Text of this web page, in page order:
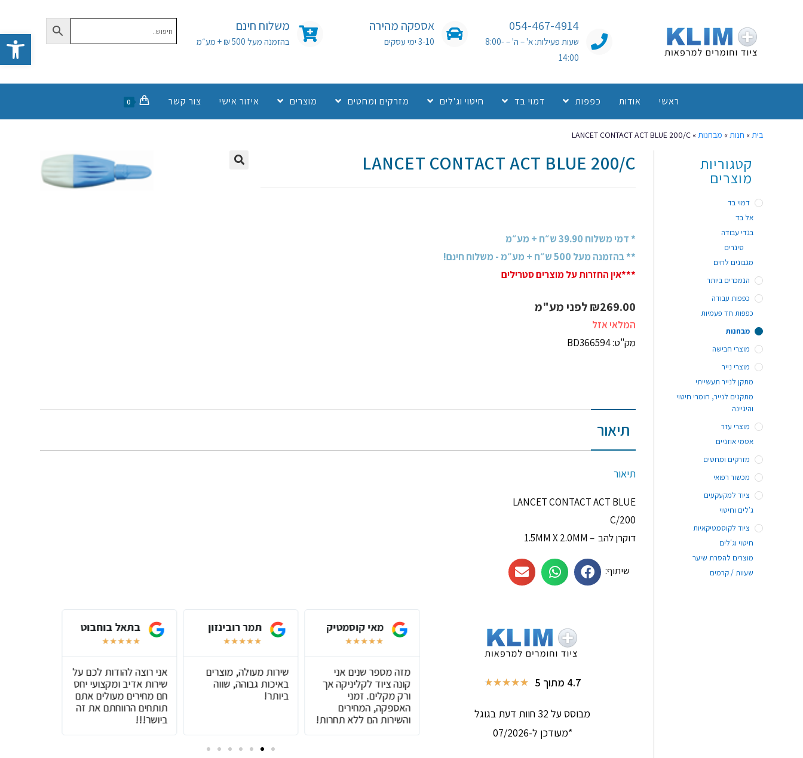
פתח סרגל נגישות
054-467-4914
שעות פעילות: א' – ה' – 8:00-
14:00
אספקה מהירה
3-10 ימי עסקים
משלוח חינם
בהזמנה מעל 500 ₪ + מע״מ
ראשי אודות כפפות דמוי בד חיטוי וג'לים מזרקים ומחטים מוצרים איזור אישי צור קשר 0
בית» חנות» מבחנות»
LANCET CONTACT ACT BLUE 200/C
LANCET CONTACT ACT BLUE 200/C
* דמי משלוח 39.90 ש״ח + מע״מ
** בהזמנה מעל 500 ש״ח + מע״מ - משלוח חינם!
***אין החזרות על מוצרים סטרילים
₪269.00 לפני מע"מ
המלאי אזל
מק"ט: BD366594
תיאור
תיאור
LANCET CONTACT ACT BLUE
200/C
דוקרן להב – 1.5MM X 2.0MM
שיתוף:
4.7 מתוך 5 ★
★
★
★
★
מבוסס על 32 חוות דעת בגוגל
*מעודכן ל-07/2026
Ginkgo Home אסף שליפקה
★
★
,שירות מצוין וסבלני
מאי קוסמטיק
★
★
★
★
★
מזה מספר שנים אני
קונה ציוד לקליניקה אך
ורק מקלים. זמני
האספקה, המחירים
והשירות הם ללא תחרות!
תמר רובינזון
★
★
★
★
★
שירות מעולה, מוצרים
באיכות גבוהה, שווה
ביותר!
בתאל בוחבוט
★
★
★
★
★
אני רוצה להודות לכם על
שירות אדיב ומקצועי יחס
חם מחירים מעולים אתם
תותחים הרווחתם את זה
ביושר!!!
קטגוריות
מוצרים
דמוי בד
אל בד
בגדי עבודה
סינרים
מגבונים לחים
הנמכרים ביותר
כפפות עבודה
כפפות חד פעמיות
מבחנות
מוצרי חבישה
מוצרי נייר
מתקן לנייר תעשייתי
מתקנים לנייר, חומרי חיטוי
והיגיינה
מוצרי עזר
אטמי אוזניים
מזרקים ומחטים
מכשור רפואי
ציוד למקעקעים
ג'לים וחיטוי
ציוד לקוסמטיקאיות
חיטוי וג'לים
מוצרים להסרת שיער
שעוות / קרמים